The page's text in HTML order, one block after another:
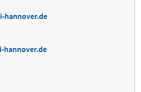
hannover.de